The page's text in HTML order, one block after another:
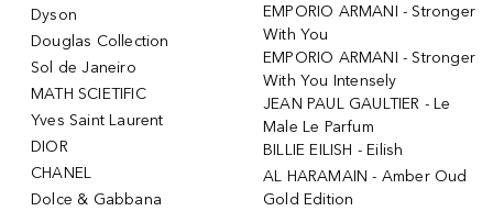
Dyson
Douglas Collection
Sol de Janeiro
MATH SCIETIFIC
Yves Saint Laurent
DIOR
CHANEL
Dolce & Gabbana
EMPORIO ARMANI - Stronger
With You
EMPORIO ARMANI - Stronger
With You Intensely
JEAN PAUL GAULTIER - Le
Male Le Parfum
BILLIE EILISH - Eilish
AL HARAMAIN - Amber Oud
Gold Edition